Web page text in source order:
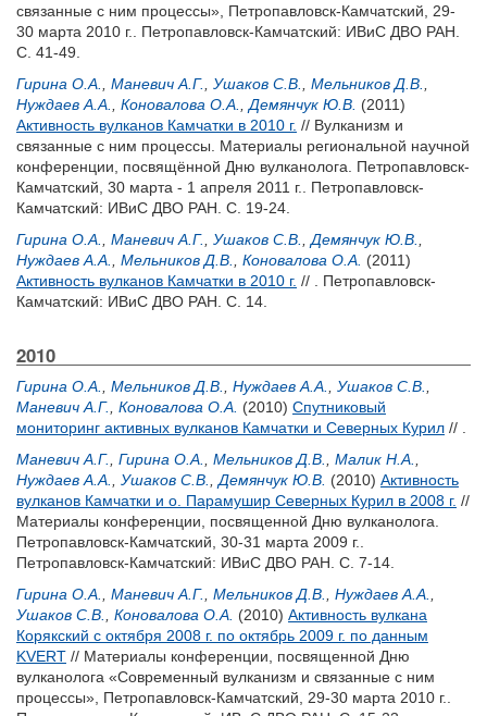
связанные с ним процессы», Петропавловск-Камчатский, 29-
30 марта 2010 г.. Петропавловск-Камчатский: ИВиС ДВО РАН.
С. 41-49.
Гирина О.А.
Маневич А.Г. Ушаков С.В. Мельников Д.В.
Нуждаев А.А.
Коновалова О.А. Демянчук Ю.В. (2011)
Активность вулканов Камчатки в 2010 г. // Вулканизм и
связанные с ним процессы. Материалы региональной научной
конференции, посвящённой Дню вулканолога. Петропавловск-
Камчатский, 30 марта - 1 апреля 2011 г.. Петропавловск-
Камчатский: ИВиС ДВО РАН. С. 19-24.
Гирина О.А.
Маневич А.Г. Ушаков С.В. Демянчук Ю.В.
Нуждаев А.А.
Мельников Д.В. Коновалова О.А. (2011)
Активность вулканов Камчатки в 2010 г. // . Петропавловск-
Камчатский: ИВиС ДВО РАН. С. 14.
2010
Гирина О.А. Мельников Д.В. Нуждаев А.А. Ушаков С.В.
Маневич А.Г.
Коновалова О.А. (2010) Спутниковый
мониторинг активных вулканов Камчатки и Северных Курил // .
Маневич А.Г.
Гирина О.А. Мельников Д.В. Малик Н.А.
Нуждаев А.А.
Ушаков С.В. Демянчук Ю.В. (2010) Активность
вулканов Камчатки и о. Парамушир Северных Курил в 2008 г. //
Материалы конференции, посвященной Дню вулканолога.
Петропавловск-Камчатский, 30-31 марта 2009 г..
Петропавловск-Камчатский: ИВиС ДВО РАН. С. 7-14.
Гирина О.А.
Маневич А.Г. Мельников Д.В. Нуждаев А.А.
Ушаков С.В.
Коновалова О.А. (2010) Активность вулкана
Корякский с октября 2008 г. по октябрь 2009 г. по данным
KVERT // Материалы конференции, посвященной Дню
вулканолога «Современный вулканизм и связанные с ним
процессы», Петропавловск-Камчатский, 29-30 марта 2010 г..